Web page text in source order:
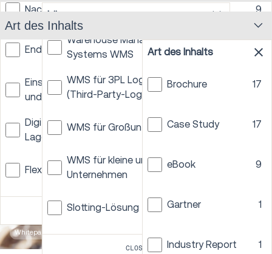
Nachhaltige Logistik 9
Endkundenerfahrung 9
Einsatz der Arbeitskräfte, Sicherheit im Lager
und Effizienz
2
Digitalisierung und Automatisierung der
Lagerverwaltung
10
Flexible und resiliente Lieferketten 4
Optimierung der Lagerverwaltung 14
CLOSE
Lösungen
Warehouse Management
Systems WMS
20
WMS für 3PL Logistik
(Third-Party-Logistik)
WMS für Großunternehmen 2
WMS für kleine und mittlere
Unternehmen
Slotting-Lösung
11
CLOSE
Art des Inhalts
Art des Inhalts
Brochure 17
Case Study 17
eBook 9
Gartner 1
Industry Report 1
PREV 1...4 NEXT
Whitepaper